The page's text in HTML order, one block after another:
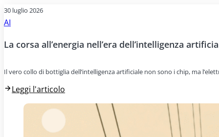
30 luglio 2026
AI
La corsa all’energia nell’era dell’intelligenza
Il vero collo di bottiglia dell’intelligenza artificiale non sono i chip, ma
Leggi l'articolo